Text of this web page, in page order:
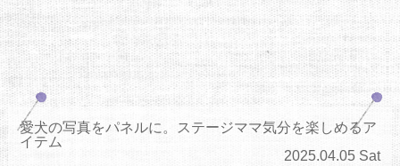
愛犬の写真をパネルに。ステージママ気分を楽しめるア
イテム
2025.04.05 Sat